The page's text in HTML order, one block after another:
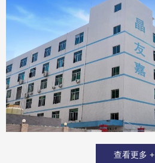
查看更多 +